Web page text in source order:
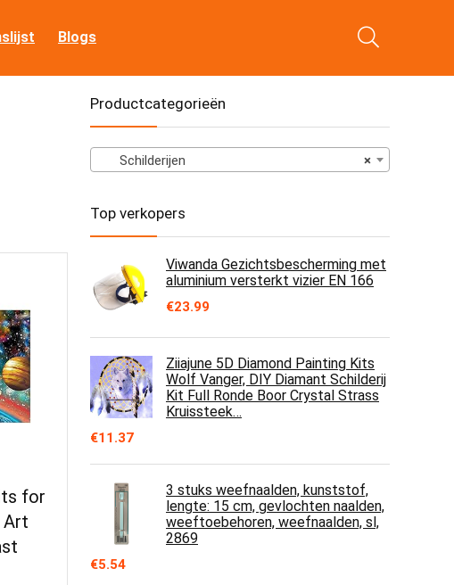
Blogs
for
Art
Productcategorieën
×
Schilderijen
Top verkopers
Viwanda Gezichtsbescherming met
aluminium versterkt vizier EN 166
€23.99
Ziiajune 5D Diamond Painting Kits
Wolf Vanger, DIY Diamant Schilderij
Kit Full Ronde Boor Crystal Strass
Kruissteek…
€11.37
3 stuks weefnaalden, kunststof,
lengte: 15 cm, gevlochten naalden,
weeftoebehoren, weefnaalden, sl,
2869
€5.54